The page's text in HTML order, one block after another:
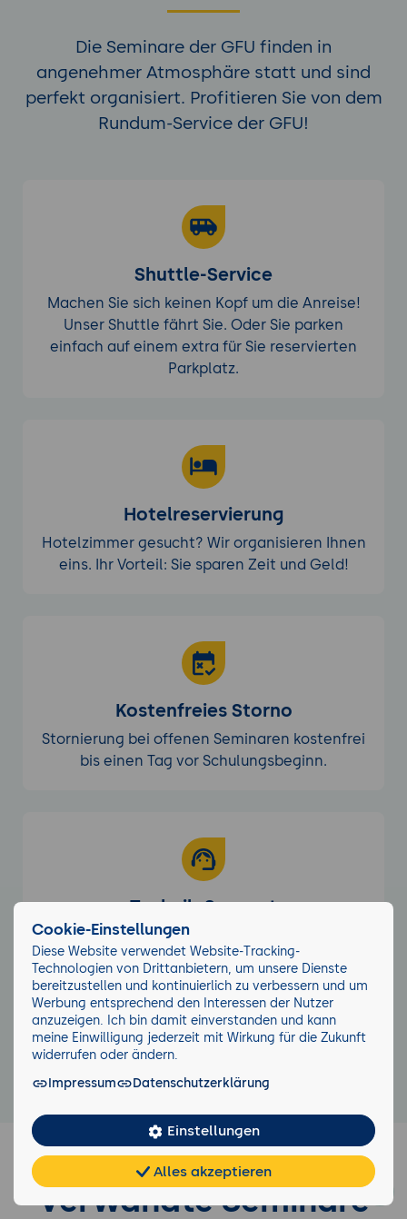
Die Seminare der GFU finden in
angenehmer Atmosphäre statt und sind
perfekt organisiert. Profitieren Sie von dem
Rundum-Service der GFU!
Shuttle-Service
Machen Sie sich keinen Kopf um die Anreise!
Unser Shuttle fährt Sie. Oder Sie parken
einfach auf einem extra für Sie reservierten
Parkplatz.
Hotelreservierung
Hotelzimmer gesucht? Wir organisieren Ihnen
eins. Ihr Vorteil: Sie sparen Zeit und Geld!
Kostenfreies Storno
Stornierung bei offenen Seminaren kostenfrei
bis einen Tag vor Schulungsbeginn.
Technik-Support
Unsere Techniker sind immer zur Stelle, egal
ob online oder vor Ort.
Weitere Services entdecken
Verwandte Seminare
Teilen FAQ Cookies
Cookie-Einstellungen
Diese Website verwendet Website-Tracking-
Technologien von Drittanbietern, um unsere Dienste
bereitzustellen und kontinuierlich zu verbessern und um
Werbung entsprechend den Interessen der Nutzer
anzuzeigen. Ich bin damit einverstanden und kann
meine Einwilligung jederzeit mit Wirkung für die Zukunft
widerrufen oder ändern.
Impressum
Datenschutzerklärung
Einstellungen
Alles akzeptieren